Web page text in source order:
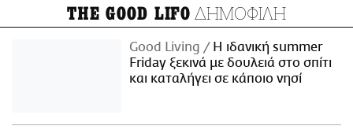
THE GOOD LIFO ΔΗΜΟΦΙΛΗ
Good Living
Η ιδανική summer
Friday ξεκινά με δουλειά στο σπίτι
και καταλήγει σε κάποιο νησί